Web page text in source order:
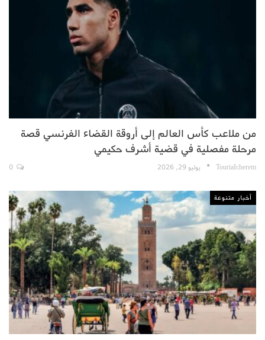
من ملاعب كأس العالم إلى أروقة القضاء الفرنسي قصة
مرحلة مفصلية في قضية أشرف حكيمي
TouriaIcherem يوليو 29, 2026
أخبار متنوعة